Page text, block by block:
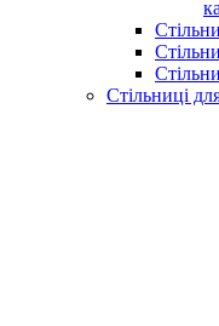
Стільниці